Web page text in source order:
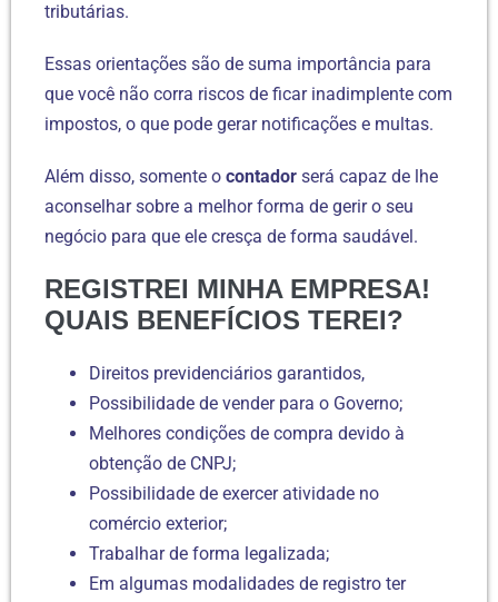
tributárias.
Essas orientações são de suma importância para
que você não corra riscos de ficar inadimplente com
impostos, o que pode gerar notificações e multas.
Além disso, somente o contador será capaz de lhe
aconselhar sobre a melhor forma de gerir o seu
negócio para que ele cresça de forma saudável.
REGISTREI MINHA EMPRESA!
QUAIS BENEFÍCIOS TEREI?
Direitos previdenciários garantidos,
Possibilidade de vender para o Governo;
Melhores condições de compra devido à
obtenção de CNPJ;
Possibilidade de exercer atividade no
comércio exterior;
Trabalhar de forma legalizada;
Em algumas modalidades de registro ter